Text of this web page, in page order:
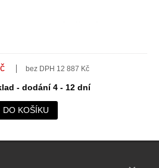
bez DPH 12 887 Kč
- dodání 4 - 12 dní
DO KOŠÍKU